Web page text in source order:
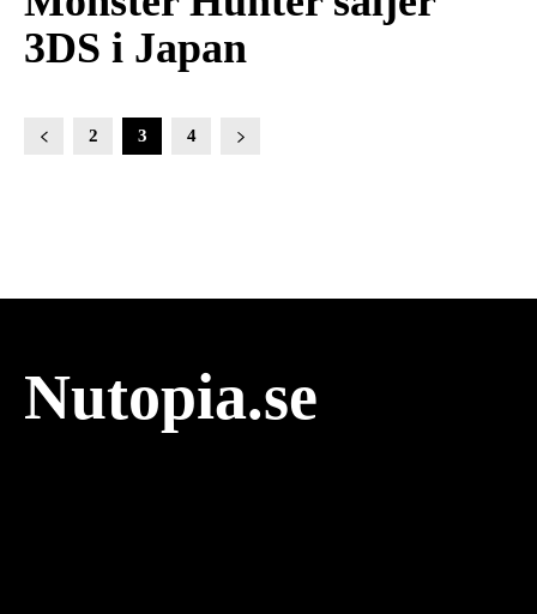
3DS i Japan
2 3 4
Nutopia.se